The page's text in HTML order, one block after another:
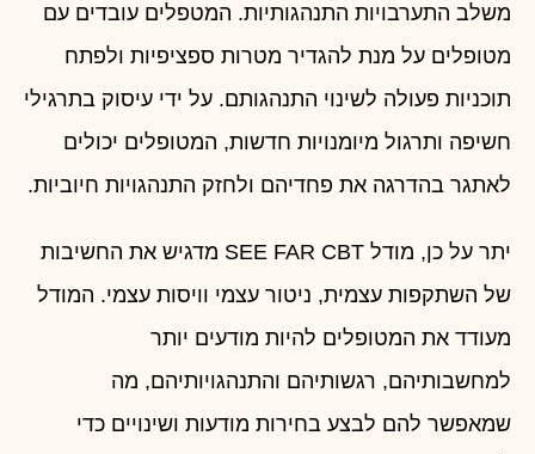
משלב התערבויות התנהגותיות. המטפלים עובדים עם
מטופלים על מנת להגדיר מטרות ספציפיות ולפתח
תוכניות פעולה לשינוי התנהגותם. על ידי עיסוק בתרגילי
חשיפה ותרגול מיומנויות חדשות, המטופלים יכולים
לאתגר בהדרגה את פחדיהם ולחזק התנהגויות חיוביות.
יתר על כן, מודל SEE FAR CBT מדגיש את החשיבות
של השתקפות עצמית, ניטור עצמי וויסות עצמי. המודל
מעודד את המטופלים להיות מודעים יותר
למחשבותיהם, רגשותיהם והתנהגויותיהם, מה
שמאפשר להם לבצע בחירות מודעות ושינויים כדי